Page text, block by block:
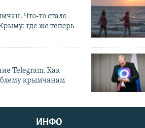
Что-то стало
где же теперь
Telegram. Как
крымчанам
ИНФО